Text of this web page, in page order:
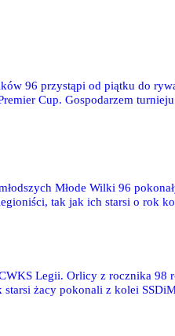
96 przystąpi od piątku do
Cup. Gospodarzem
Młode Wilki 96
tak jak ich starsi o rok
Legii. Orlicy z rocznika
żacy pokonali z kolei